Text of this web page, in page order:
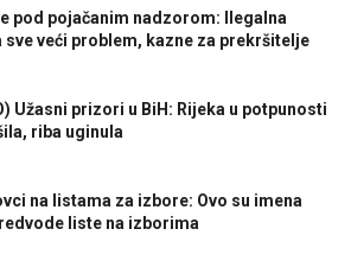
pod pojačanim nadzorom: Ilegalna
sve veći problem, kazne za prekršitelje
Užasni prizori u BiH: Rijeka u potpunosti
riba uginula
na listama za izbore: Ovo su imena
liste na izborima